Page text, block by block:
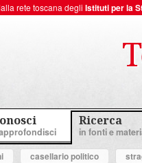
rete toscana degli Istituti per la
Ricerca
in fonti e
casellario politico